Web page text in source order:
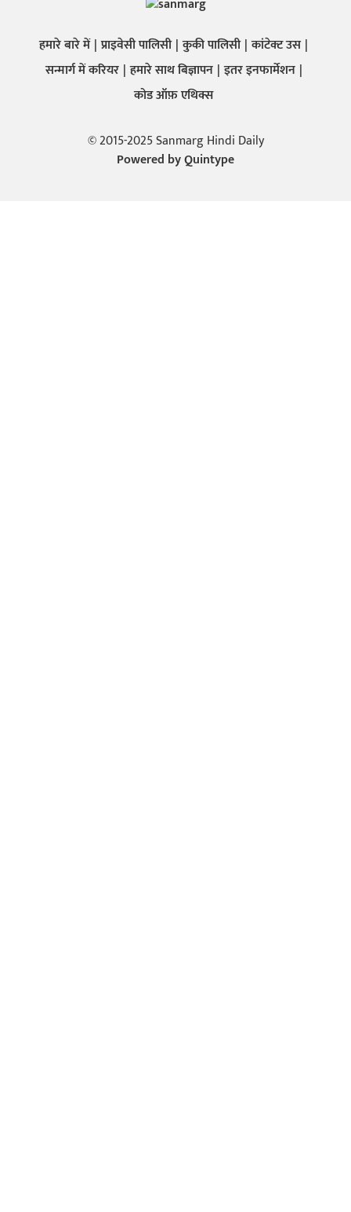
हमारे बारे में प्राइवेसी पालिसी कुकी पालिसी कांटेक्ट उस
सन्मार्ग में करियर हमारे साथ बिज्ञापन इतर इनफार्मेशन
कोड ऑफ़ एथिक्स
© 2015-2025 Sanmarg Hindi Daily
Powered byQuintype